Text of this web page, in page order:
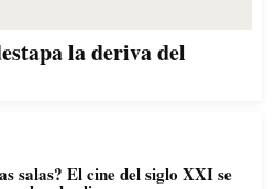
la deriva del
salas? El cine del siglo XXI se